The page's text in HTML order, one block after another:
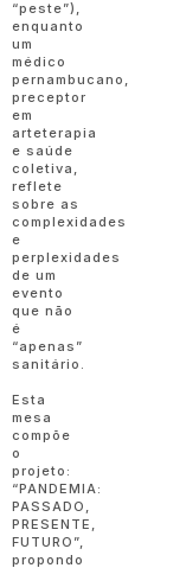
“peste”),
enquanto
um
médico
pernambucano,
preceptor
em
arteterapia
e saúde
coletiva,
reflete
sobre as
complexidades
e
perplexidades
de um
evento
que não
é
“apenas”
sanitário.
Esta
mesa
compõe
o
projeto:
“PANDEMIA:
PASSADO,
PRESENTE,
FUTURO”,
propondo